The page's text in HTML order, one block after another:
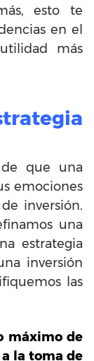
esto te
en el
más
que una
emociones
inversión.
una
estrategia
inversión
las
máximo de
la toma de